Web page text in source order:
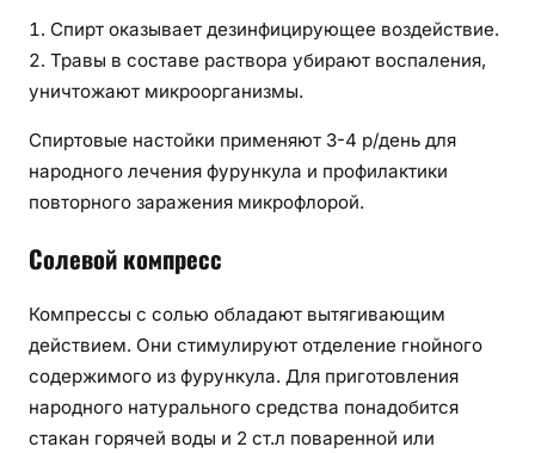
Спирт оказывает дезинфицирующее воздействие.
Травы в составе раствора убирают воспаления,
уничтожают микроорганизмы.
Спиртовые настойки применяют 3-4 р/день для
народного лечения фурункула и профилактики
повторного заражения микрофлорой.
Солевой компресс
Компрессы с солью обладают вытягивающим
действием. Они стимулируют отделение гнойного
содержимого из фурункула. Для приготовления
народного натурального средства понадобится
стакан горячей воды и 2 ст.л поваренной или